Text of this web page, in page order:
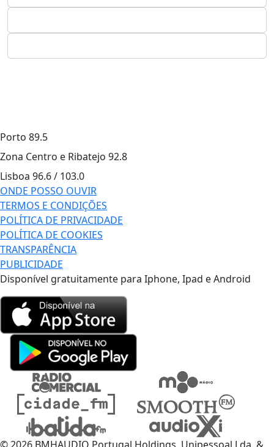
Porto 89.5
Zona Centro e Ribatejo 92.8
Lisboa 96.6 / 103.0
ONDE POSSO OUVIR
TERMOS E CONDIÇÕES
POLÍTICA DE PRIVACIDADE
POLÍTICA DE COOKIES
TRANSPARÊNCIA
PUBLICIDADE
Disponível gratuitamente para Iphone, Ipad e Android